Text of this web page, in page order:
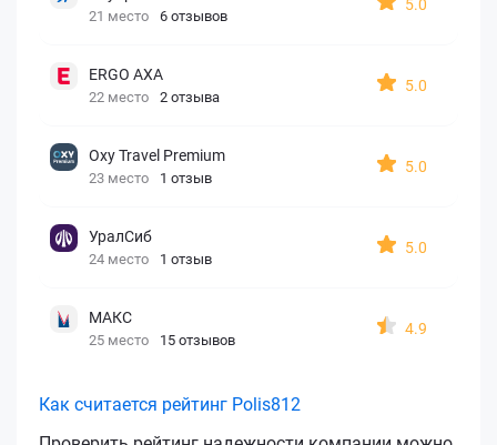
21 место 6 отзывов
5.0
ERGO AXA
22 место 2 отзыва
5.0
Oxy Travel Premium
23 место 1 отзыв
5.0
УралСиб
24 место 1 отзыв
5.0
МАКС
25 место 15 отзывов
4.9
Как считается рейтинг Polis812